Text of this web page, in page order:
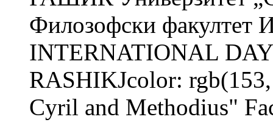
Филозофски факултет
INTERNATIONAL
RASHIKJcolor:
Cyril and Methodius"